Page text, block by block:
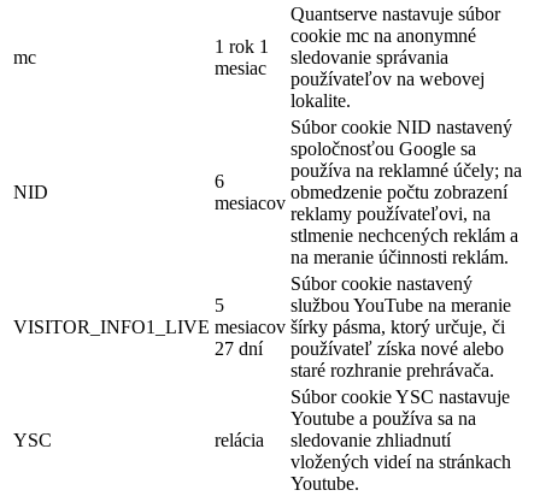
mc
1 rok 1
mesiac
Quantserve nastavuje súbor
cookie mc na anonymné
sledovanie správania
používateľov na webovej
lokalite.
NID
6
mesiacov
Súbor cookie NID nastavený
spoločnosťou Google sa
používa na reklamné účely; na
obmedzenie počtu zobrazení
reklamy používateľovi, na
stlmenie nechcených reklám a
na meranie účinnosti reklám.
VISITOR_INFO1_LIVE
5
mesiacov
27 dní
Súbor cookie nastavený
službou YouTube na meranie
šírky pásma, ktorý určuje, či
používateľ získa nové alebo
staré rozhranie prehrávača.
YSC relácia
Súbor cookie YSC nastavuje
Youtube a používa sa na
sledovanie zhliadnutí
vložených videí na stránkach
Youtube.